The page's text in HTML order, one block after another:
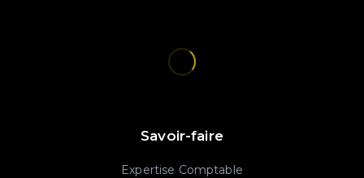
Savoir-faire
Expertise Comptable